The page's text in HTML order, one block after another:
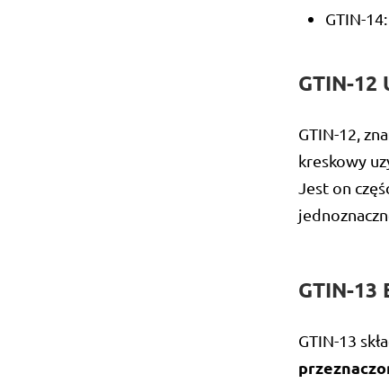
GTIN-
GTIN-12
GTIN-12,
kreskowy
Jest on
GTIN-13
GTIN-13